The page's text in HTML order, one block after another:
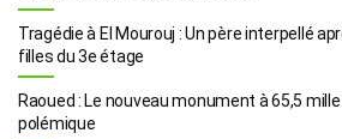
Tragédie à El Mourouj : Un père interpellé
filles du 3e étage
Raoued : Le nouveau monument à 65,5
polémique